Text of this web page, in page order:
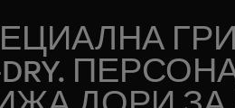
DRY.